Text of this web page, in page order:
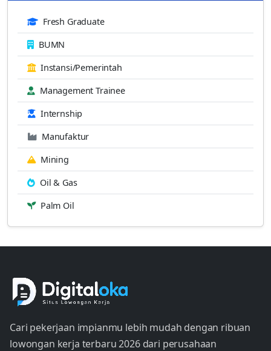
Fresh Graduate
BUMN
Instansi/Pemerintah
Management Trainee
Internship
Manufaktur
Mining
Oil & Gas
Palm Oil
Cari pekerjaan impianmu lebih mudah dengan ribuan
lowongan kerja terbaru 2026 dari perusahaan